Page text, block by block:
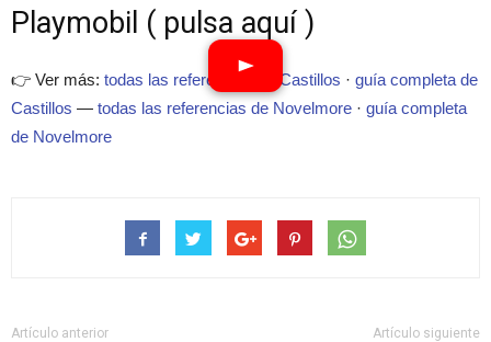
Playmobil ( pulsa aquí )
👉 Ver más: todas las referencias de Castillos · guía completa de
Castillos — todas las referencias de Novelmore · guía completa
de Novelmore
Artículo anterior Artículo siguiente